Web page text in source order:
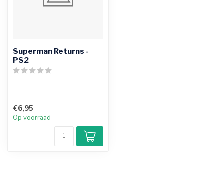
Superman Returns -
PS2
€6,95
Op voorraad